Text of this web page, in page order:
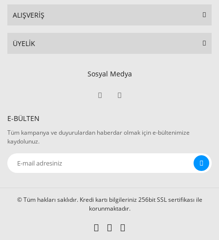
ALIŞVERİŞ
ÜYELİK
Sosyal Medya
E-BÜLTEN
Tüm kampanya ve duyurulardan haberdar olmak için e-bültenimize
kaydolunuz.
© Tüm hakları saklıdır. Kredi kartı bilgileriniz 256bit SSL sertifikası ile
korunmaktadır.